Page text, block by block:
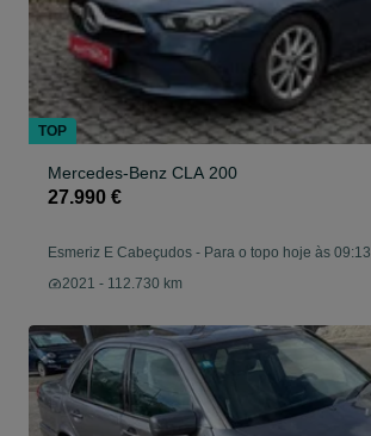
Mercedes-Benz CLA 200
27.990 €
Esmeriz E Cabeçudos - Para o topo hoje às 09:13
2021 - 112.730 km
TOP